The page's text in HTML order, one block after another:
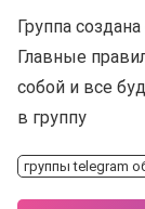
Группа
Главные
собой и все
в группу
группы telegram